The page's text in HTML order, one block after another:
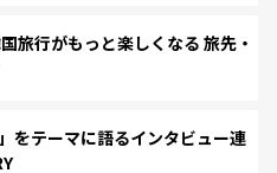
行がもっと楽しくなる 旅先・
をテーマに語るインタビュー連